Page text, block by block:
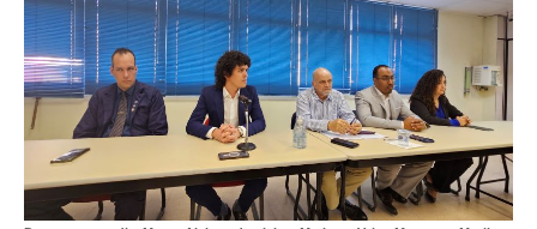
PUBLICIDADE
MANUAL DE REDAÇÃO
RELEASES
CONTATO